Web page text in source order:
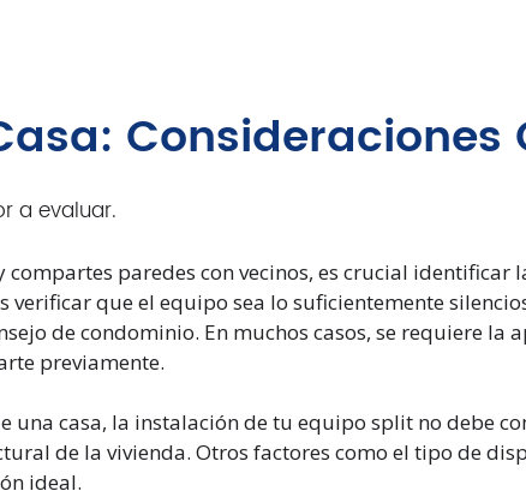
Consideraciones
a evaluar.
compartes paredes con vecinos, es crucial identificar
que el equipo sea lo suficientemente
de condominio. En muchos casos, se requiere la
previamente.
una casa, la instalación de tu equipo split no debe
de la vivienda. Otros factores como el tipo de
ideal.